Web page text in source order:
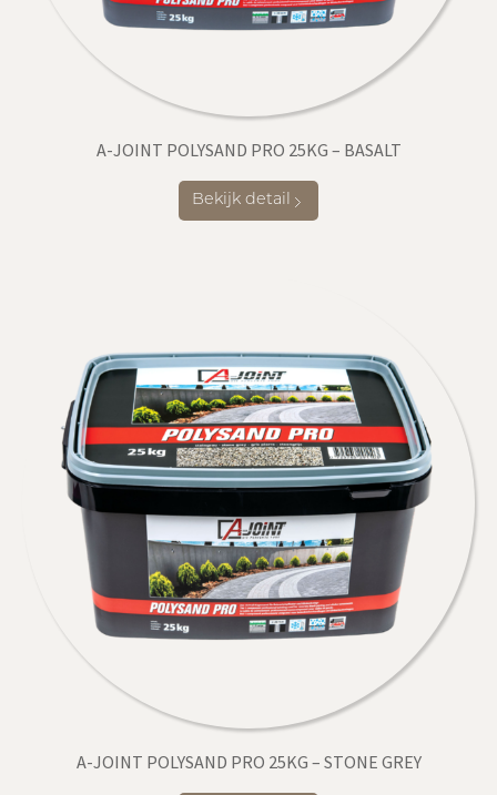
A-JOINT POLYSAND PRO 25KG – BASALT
Bekijk detail
A-JOINT POLYSAND PRO 25KG – STONE GREY